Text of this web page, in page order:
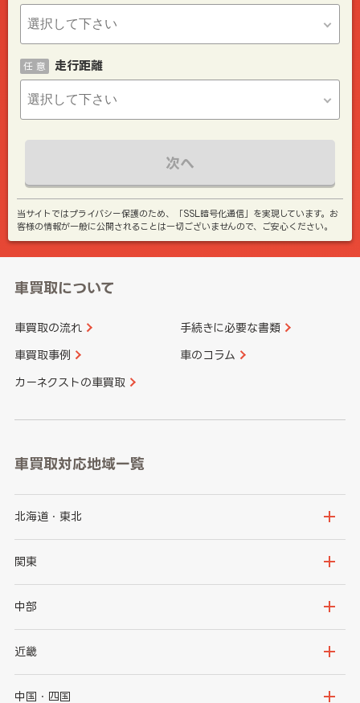
走行距離
任 意
次へ
当サイトではプライバシー保護のため、「SSL暗号化通信」を実現しています。お
客様の情報が一般に公開されることは一切ございませんので、ご安心ください。
車買取について
車買取の流れ 手続きに必要な書類
車買取事例 車のコラム
カーネクストの車買取
車買取対応地域一覧
北海道・東北
北海道
岩手県
秋田県
関東
茨城県
群馬県
千葉県
中部
新潟県
石川県
近畿
大阪府
中国・四国